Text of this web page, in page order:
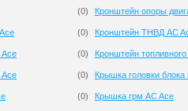
(0)
(0)
(0)
Ace (0)
(0)
Кронштейн опоры
Кронштейн ТНВД AC
Кронштейн
Крышка головки блока
Крышка грм AC Ace